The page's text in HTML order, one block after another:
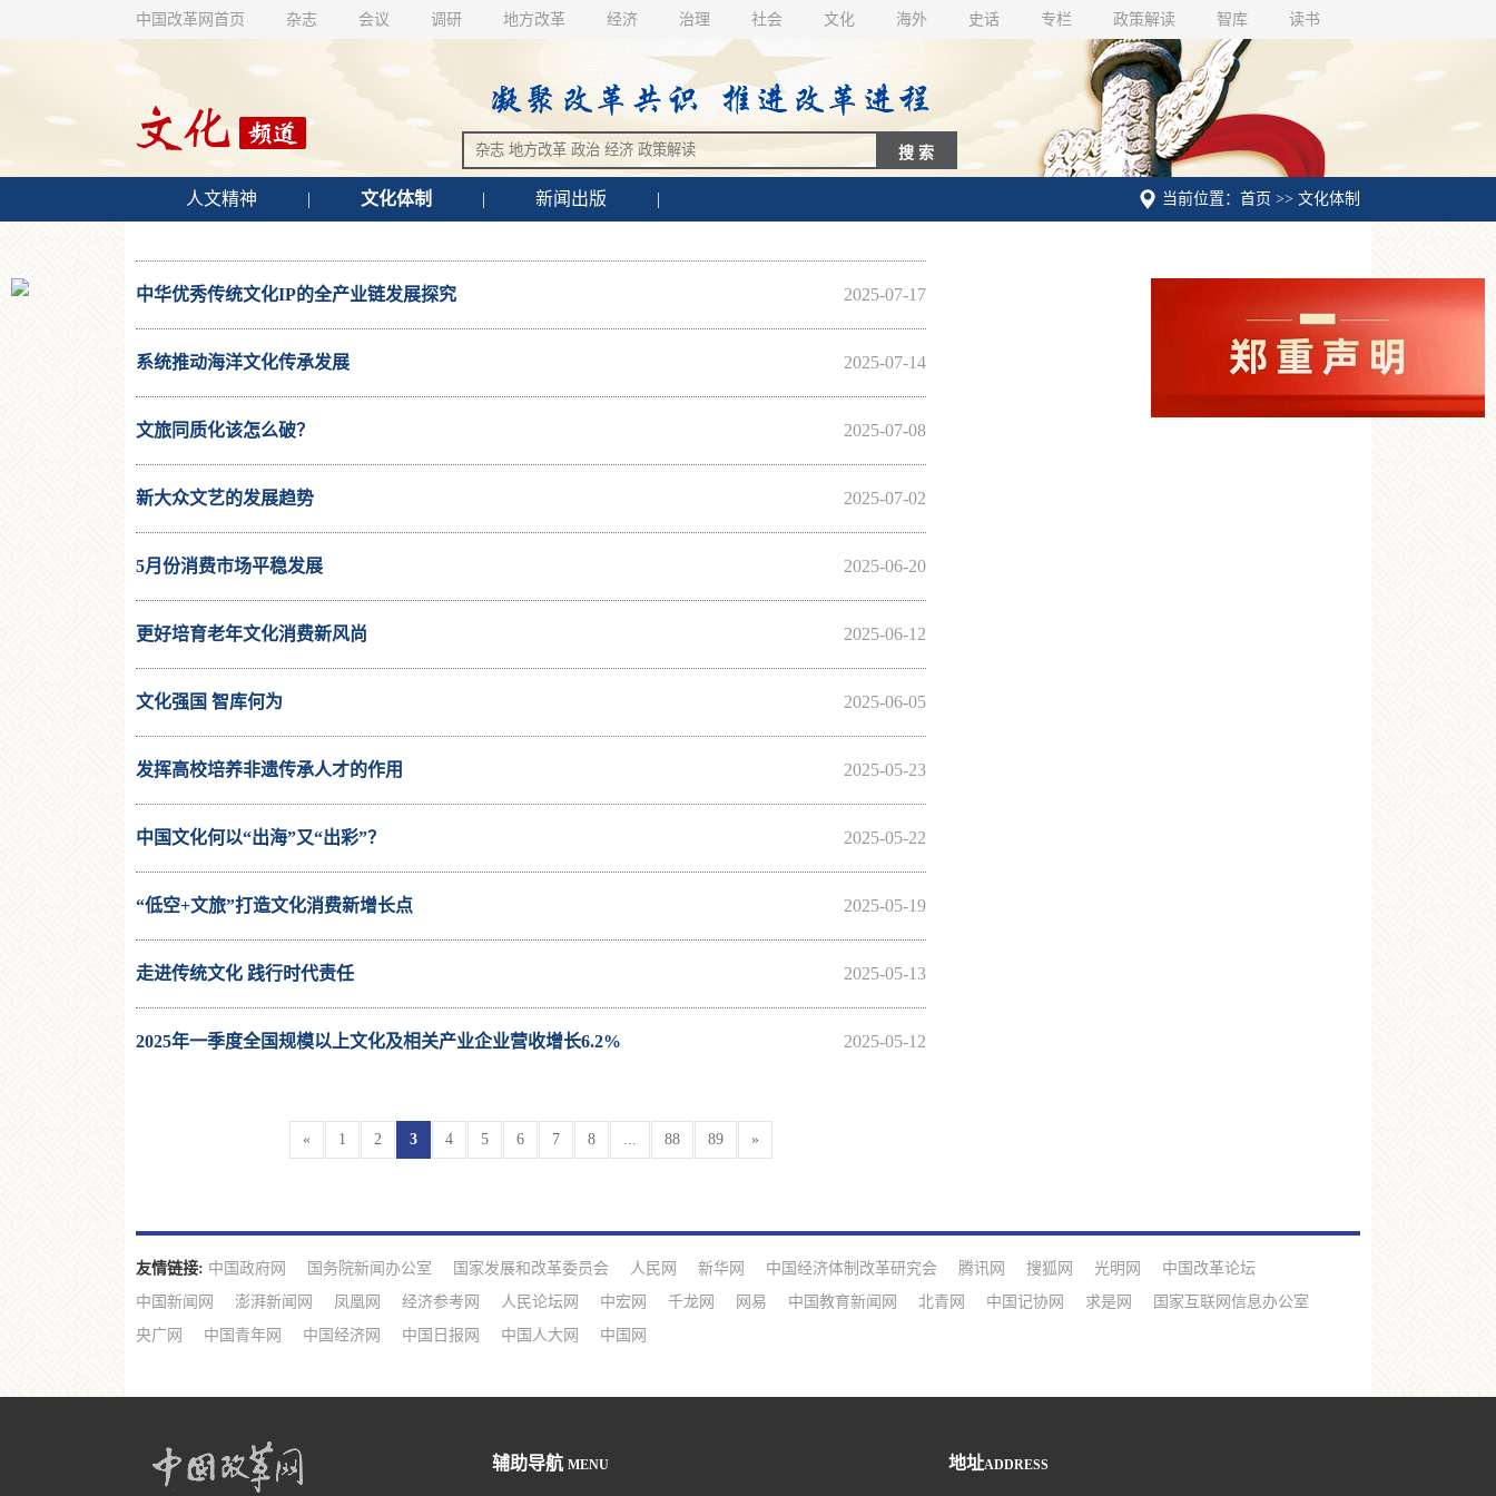
中国改革网首页 杂志 会议 调研 地方改革 经济 治理 社会 文化 海外 史话 专栏 政策解读 智库 读书
当前位置：首页 >> 文化体制
人文精神 | 文化体制 | 新闻出版 |
2025-07-17
中华优秀传统文化IP的全产业链发展探究
2025-07-14
系统推动海洋文化传承发展
2025-07-08
文旅同质化该怎么破？
2025-07-02
新大众文艺的发展趋势
2025-06-20
5月份消费市场平稳发展
2025-06-12
更好培育老年文化消费新风尚
2025-06-05
文化强国 智库何为
2025-05-23
发挥高校培养非遗传承人才的作用
2025-05-22
中国文化何以“出海”又“出彩”？
2025-05-19
“低空+文旅”打造文化消费新增长点
2025-05-13
走进传统文化 践行时代责任
2025-05-12
2025年一季度全国规模以上文化及相关产业企业营收增长6.2%
« 1 2 3 4 5 6 7 8 ... 88 89 »
友情链接: 中国政府网 国务院新闻办公室 国家发展和改革委员会 人民网 新华网 中国经济体制改革研究会 腾讯网 搜狐网 光明网
中国改革论坛
中国新闻网
澎湃新闻网 凤凰网 经济参考网 人民论坛网 中宏网 千龙网 网易 中国教育新闻网 北青网 中国记协网 求是网
国家互联网信息办公室
央广网
中国青年网 中国经济网 中国日报网 中国人大网 中国网
辅助导航 MENU 地址ADDRESS